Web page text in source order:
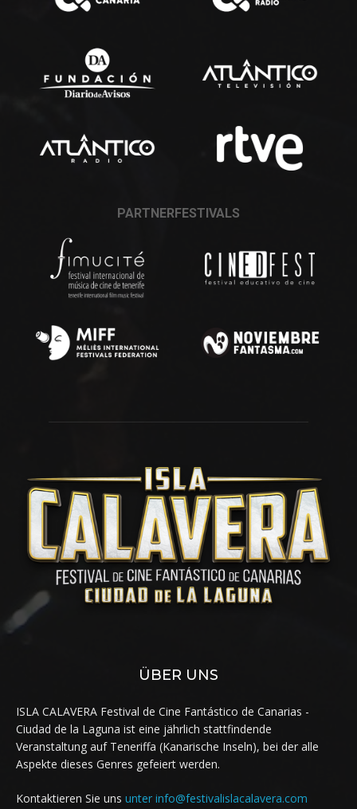
PARTNERFESTIVALS
ÜBER UNS
ISLA CALAVERA Festival de Cine Fantástico de Canarias -
Ciudad de la Laguna ist eine jährlich stattfindende
Veranstaltung auf Teneriffa (Kanarische Inseln), bei der alle
Aspekte dieses Genres gefeiert werden.
Kontaktieren Sie uns unter info@festivalislacalavera.com